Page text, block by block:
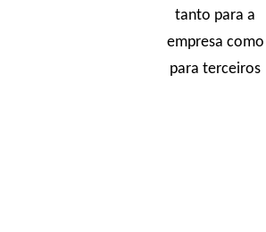
tanto para a
empresa como
para terceiros